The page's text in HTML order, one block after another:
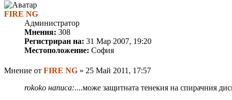
FIRE NG
Администратор
Мнения: 308
Регистриран на: 31 Мар 2007, 19:20
Местоположение: София
Мнение от FIRE NG » 25 Май 2011, 17:57
rokoko написа:....може защитната тенекия на спирачния